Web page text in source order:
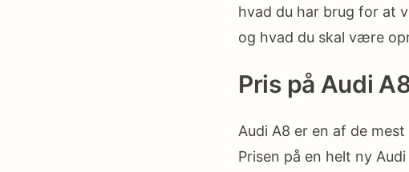
hvad du har brug for at
og hvad du skal være
Pris på Audi
Audi A8 er en af de
Prisen på en helt ny